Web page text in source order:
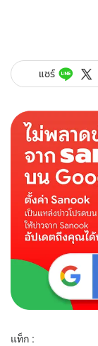
แชร์
แท็ก :